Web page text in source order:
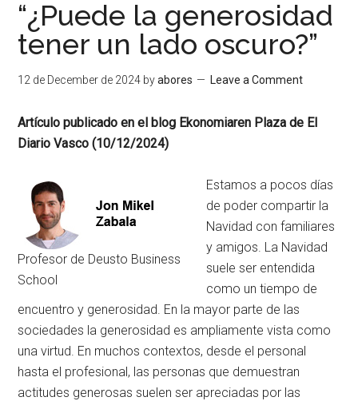
“¿Puede la generosidad
tener un lado oscuro?”
12 de December de 2024 byabores Leave a Comment
Artículo publicado en el blog Ekonomiaren Plaza de El
Diario Vasco (10/12/2024)
Profesor de Deusto Business
School
Estamos a pocos días
de poder compartir la
Navidad con familiares
y amigos. La Navidad
suele ser entendida
como un tiempo de
encuentro y generosidad. En la mayor parte de las
sociedades la generosidad es ampliamente vista como
una virtud. En muchos contextos, desde el personal
hasta el profesional, las personas que demuestran
actitudes generosas suelen ser apreciadas por las